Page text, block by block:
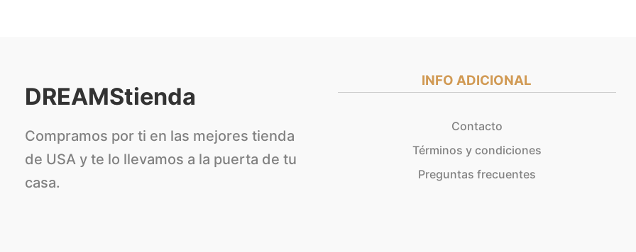
DREAMStienda
Compramos por ti en las mejores tienda
de USA y te lo llevamos a la puerta de tu
casa.
INFO ADICIONAL
Contacto
Términos y condiciones
Preguntas frecuentes